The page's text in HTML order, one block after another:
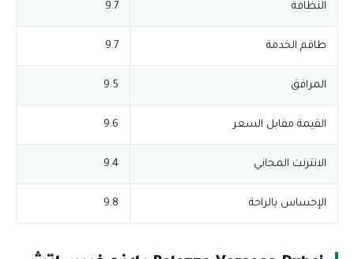
النظافة 9.7
طاقم الخدمة 9.7
المرافق 9.5
القيمة مقابل السعر 9.6
الانترنت المجاني 9.4
الإحساس بالراحة 9.8